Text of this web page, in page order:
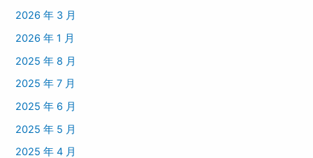
2026 年 3 月
2026 年 1 月
2025 年 8 月
2025 年 7 月
2025 年 6 月
2025 年 5 月
2025 年 4 月